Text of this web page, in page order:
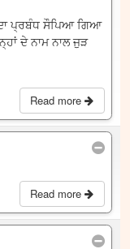
ਪ੍ਰਬੰਧ ਸੌਪਿਆ ਗਿਆ
ਦੇ ਨਾਮ ਨਾਲ ਜੁੜ
Read more
Read more